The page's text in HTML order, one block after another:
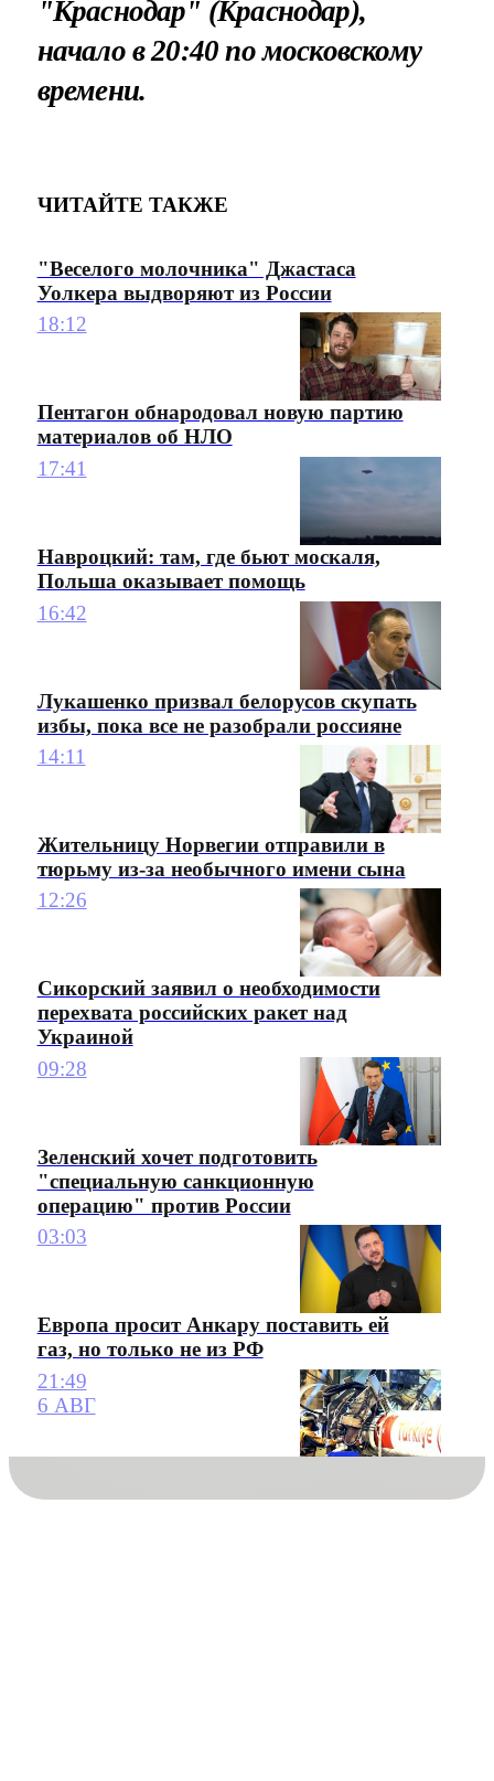
"Краснодар" (Краснодар),
начало в 20:40 по московскому
времени.
ЧИТАЙТЕ ТАКЖЕ
"Веселого молочника" Джастаса
Уолкера выдворяют из России
18:12
Пентагон обнародовал новую партию
материалов об НЛО
17:41
Навроцкий: там, где бьют москаля,
Польша оказывает помощь
16:42
Лукашенко призвал белорусов скупать
избы, пока все не разобрали россияне
14:11
Жительницу Норвегии отправили в
тюрьму из-за необычного имени сына
12:26
Сикорский заявил о необходимости
перехвата российских ракет над
Украиной
09:28
Зеленский хочет подготовить
"специальную санкционную
операцию" против России
03:03
Европа просит Анкару поставить ей
газ, но только не из РФ
21:49
6 АВГ